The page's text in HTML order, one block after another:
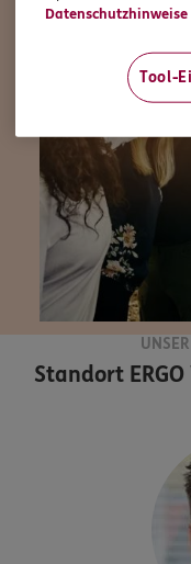
Standort
Datenschutzhinweise
Tool-